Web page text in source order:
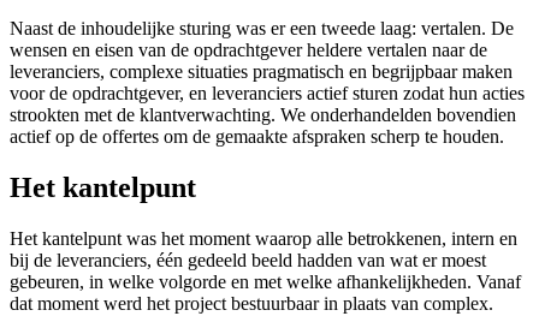
Naast de inhoudelijke sturing was er een tweede laag: vertalen. De
wensen en eisen van de opdrachtgever heldere vertalen naar de
leveranciers, complexe situaties pragmatisch en begrijpbaar maken
voor de opdrachtgever, en leveranciers actief sturen zodat hun acties
strookten met de klantverwachting. We onderhandelden bovendien
actief op de offertes om de gemaakte afspraken scherp te houden.
Het kantelpunt
Het kantelpunt was het moment waarop alle betrokkenen, intern en
bij de leveranciers, één gedeeld beeld hadden van wat er moest
gebeuren, in welke volgorde en met welke afhankelijkheden. Vanaf
dat moment werd het project bestuurbaar in plaats van complex.